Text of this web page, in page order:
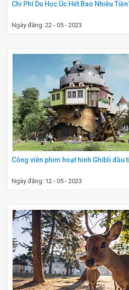
Chi Phí Du Học Úc Hết Bao Nhiêu
Ngày đăng: 22 - 05 - 2023
Công viên phim hoạt hình Ghibli đầu
Ngày đăng: 12 - 05 - 2023